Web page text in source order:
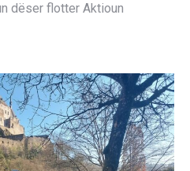
dëser flotter Aktioun